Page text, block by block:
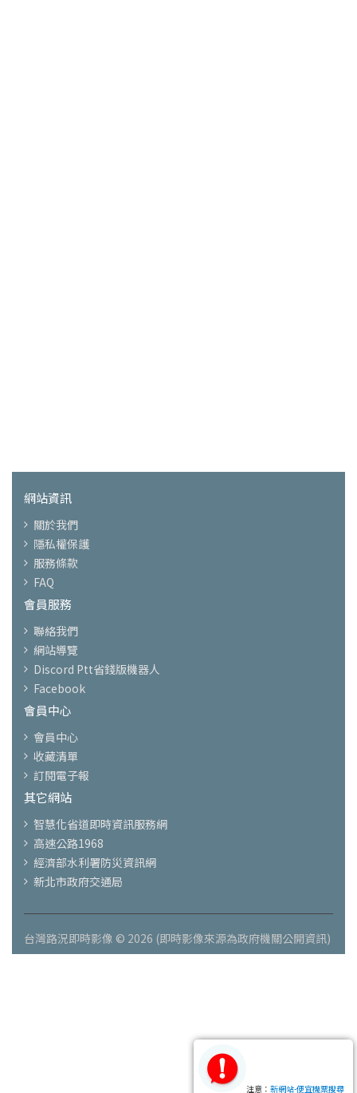
網站資訊
關於我們
隱私權保護
服務條款
FAQ
會員服務
聯絡我們
網站導覽
Discord Ptt省錢版機器人
Facebook
會員中心
會員中心
收藏清單
訂閱電子報
其它網站
智慧化省道即時資訊服務網
高速公路1968
經濟部水利署防災資訊網
新北市政府交通局
台灣路況即時影像 © 2026 (即時影像來源為政府機關公開資訊)
注意： 新網站-便宜機票搜尋